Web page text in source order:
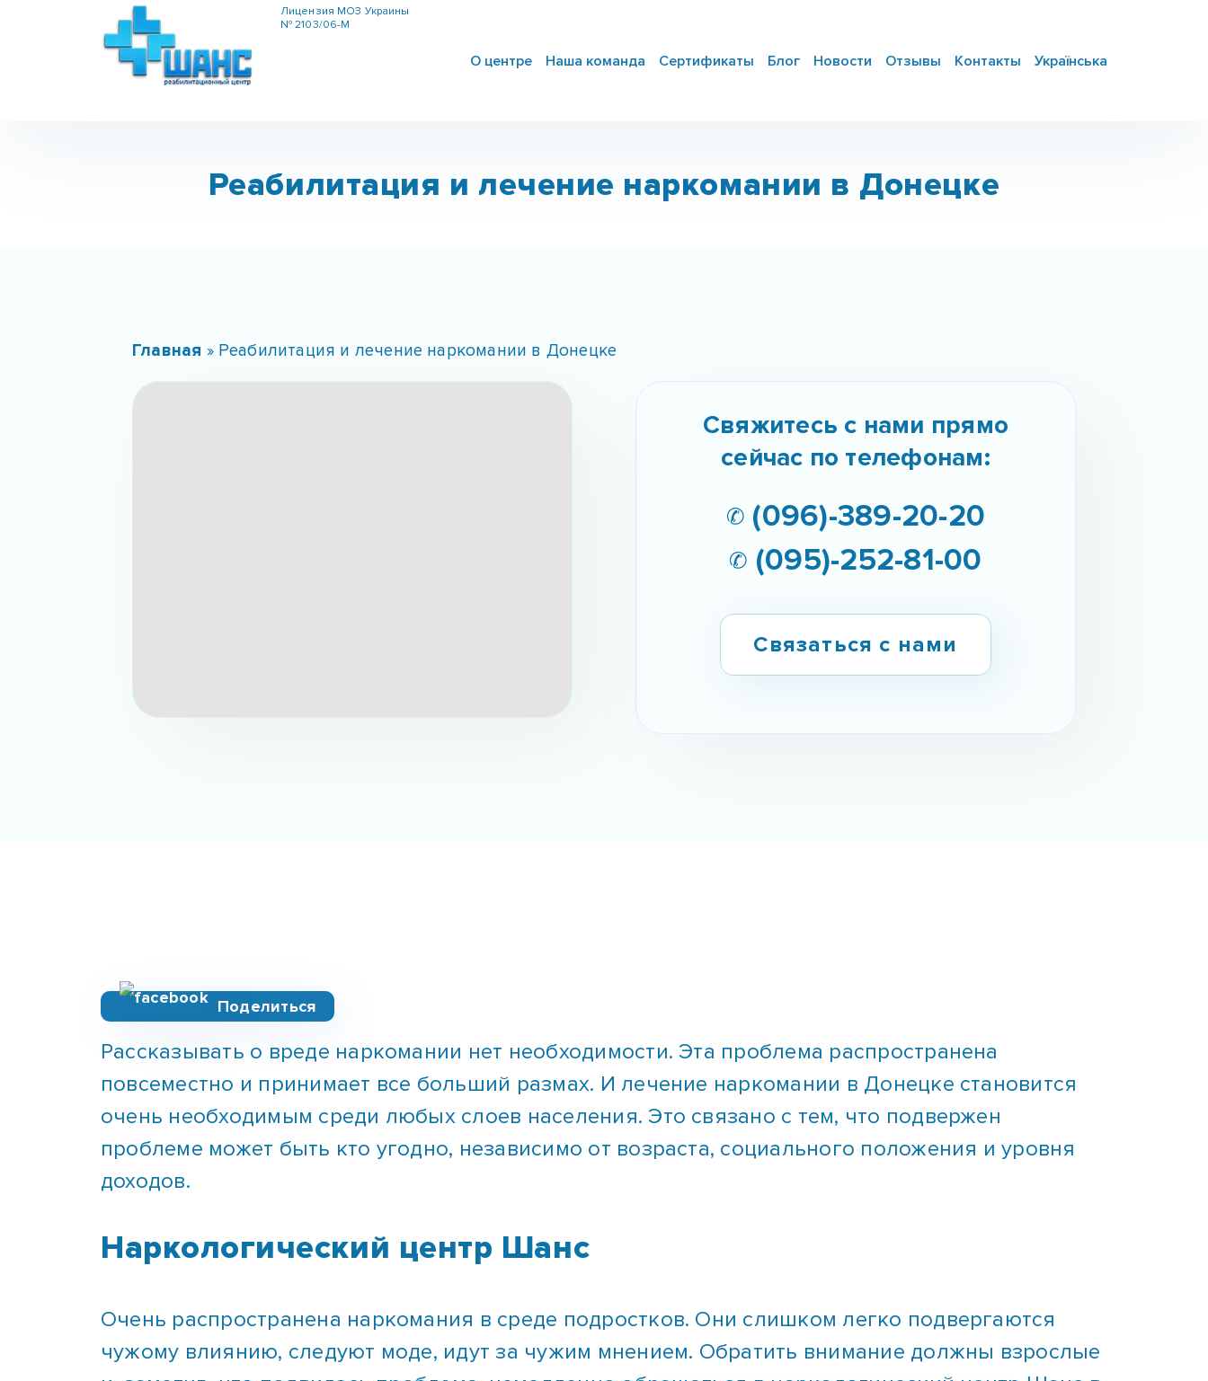
Лицензия МОЗ Украины
№ 2103/06-М
О центре Наша команда Сертификаты Блог Новости Отзывы Контакты Українська
Реабилитация и лечение наркомании в Донецке
Главная » Реабилитация и лечение наркомании в Донецке
Свяжитесь с нами прямо
сейчас по телефонам:
✆ (096)-389-20-20
✆ (095)-252-81-00
Связаться с нами
Поделиться
повсеместно и принимает все больший размах. И лечение наркомании в Донецке становится
очень необходимым среди любых слоев населения. Это связано с тем, что подвержен
проблеме может быть кто угодно, независимо от возраста, социального положения и уровня
доходов.
Наркологический центр Шанс
чужому влиянию, следуют моде, идут за чужим мнением. Обратить внимание должны взрослые
и, заметив, что появилась проблема, немедленно обращаться в наркологический центр Шанс в